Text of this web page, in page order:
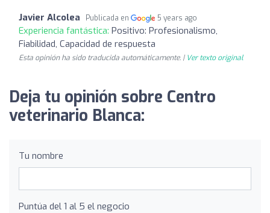
Javier Alcolea Publicada en 5 years ago
Experiencia fantástica: Positivo: Profesionalismo,
Fiabilidad, Capacidad de respuesta
Esta opinión ha sido traducida automáticamente. | Ver texto original
Deja tu opinión sobre Centro
veterinario Blanca:
Tu nombre
Puntúa del 1 al 5 el negocio